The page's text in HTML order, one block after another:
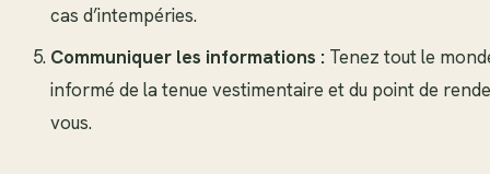
cas d’intempéries.
Communiquer les informations : Tenez tout le
informé de la tenue vestimentaire et du point de
vous.